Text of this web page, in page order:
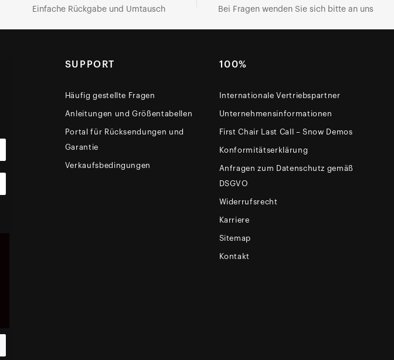
Einfache Rückgabe und Umtausch Bei Fragen wenden Sie sich bitte an uns
SUPPORT
Häufig gestellte Fragen
Anleitungen und Größentabellen
Portal für Rücksendungen und
Garantie
Verkaufsbedingungen
100%
Internationale Vertriebspartner
Unternehmensinformationen
First Chair Last Call – Snow Demos
Konformitätserklärung
Anfragen zum Datenschutz gemäß
DSGVO
Widerrufsrecht
Karriere
Sitemap
Kontakt